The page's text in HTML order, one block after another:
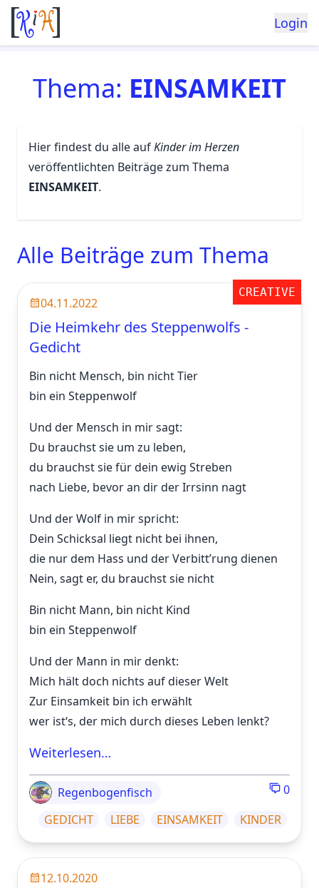
Login
Thema: EINSAMKEIT
Hier findest du alle aufKinder im Herzen
veröffentlichten Beiträge zum Thema
EINSAMKEIT.
Alle Beiträge zum Thema
CREATIVE
04.11.2022
Die Heimkehr des Steppenwolfs -
Gedicht
Bin nicht Mensch, bin nicht Tier
bin ein Steppenwolf
Und der Mensch in mir sagt:
Du brauchst sie um zu leben,
du brauchst sie für dein ewig Streben
nach Liebe, bevor an dir der Irrsinn nagt
Und der Wolf in mir spricht:
Dein Schicksal liegt nicht bei ihnen,
die nur dem Hass und der Verbitt’rung dienen
Nein, sagt er, du brauchst sie nicht
Bin nicht Mann, bin nicht Kind
bin ein Steppenwolf
Und der Mann in mir denkt:
Mich hält doch nichts auf dieser Welt
Zur Einsamkeit bin ich erwählt
wer ist‘s, der mich durch dieses Leben lenkt?
Weiterlesen…
Regenbogenfisch
0
GEDICHT
LIEBE EINSAMKEIT KINDER
12.10.2020